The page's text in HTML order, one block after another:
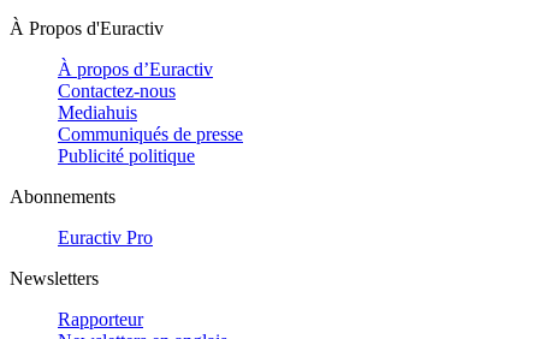
À Propos d'Euractiv
À propos d’Euractiv
Contactez-nous
Mediahuis
Communiqués de presse
Publicité politique
Abonnements
Euractiv Pro
Newsletters
Rapporteur